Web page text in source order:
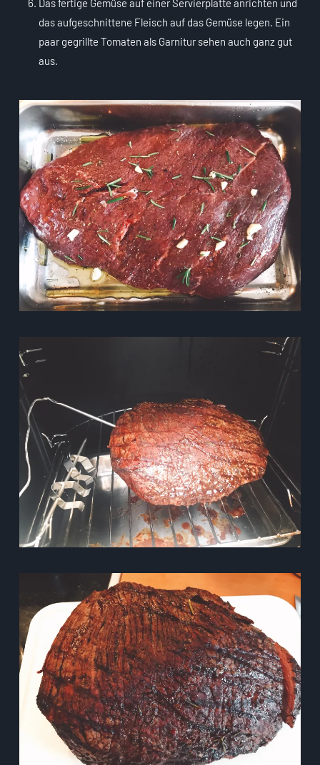
Das fertige Gemüse auf einer Servierplatte anrichten und
das aufgeschnittene Fleisch auf das Gemüse legen. Ein
paar gegrillte Tomaten als Garnitur sehen auch ganz gut
aus.